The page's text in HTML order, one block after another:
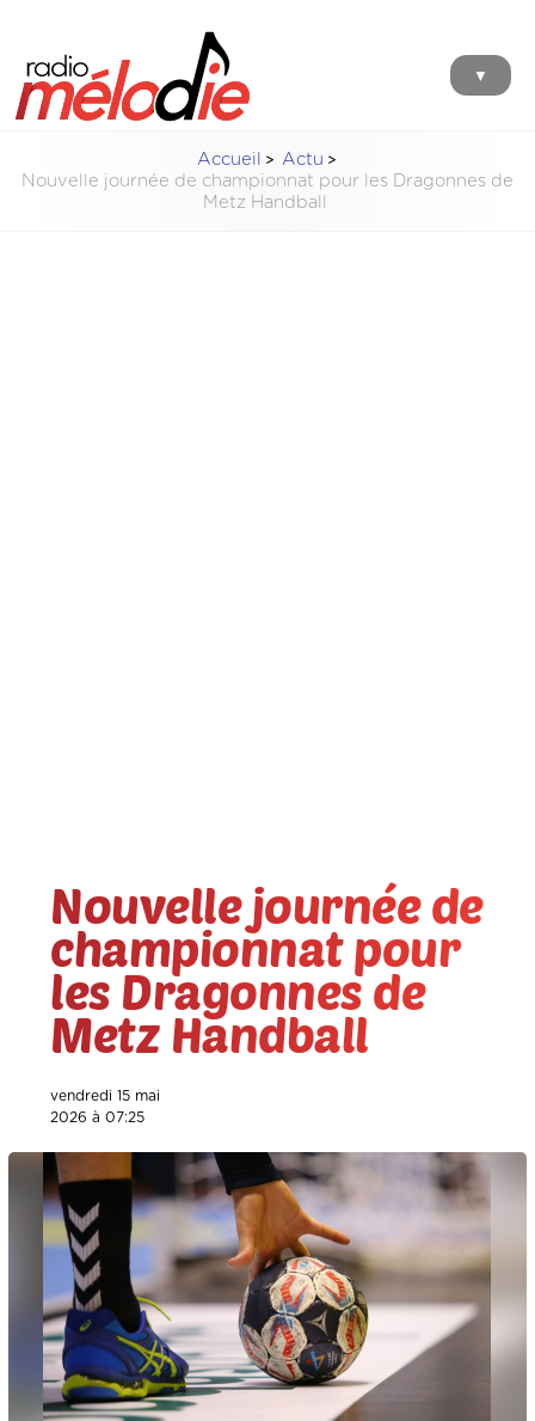
▼
Accueil
Actu
Nouvelle journée de championnat pour les Dragonnes de
Metz Handball
Nouvelle journée de
championnat pour
les Dragonnes de
Metz Handball
vendredi 15 mai
2026 à 07:25